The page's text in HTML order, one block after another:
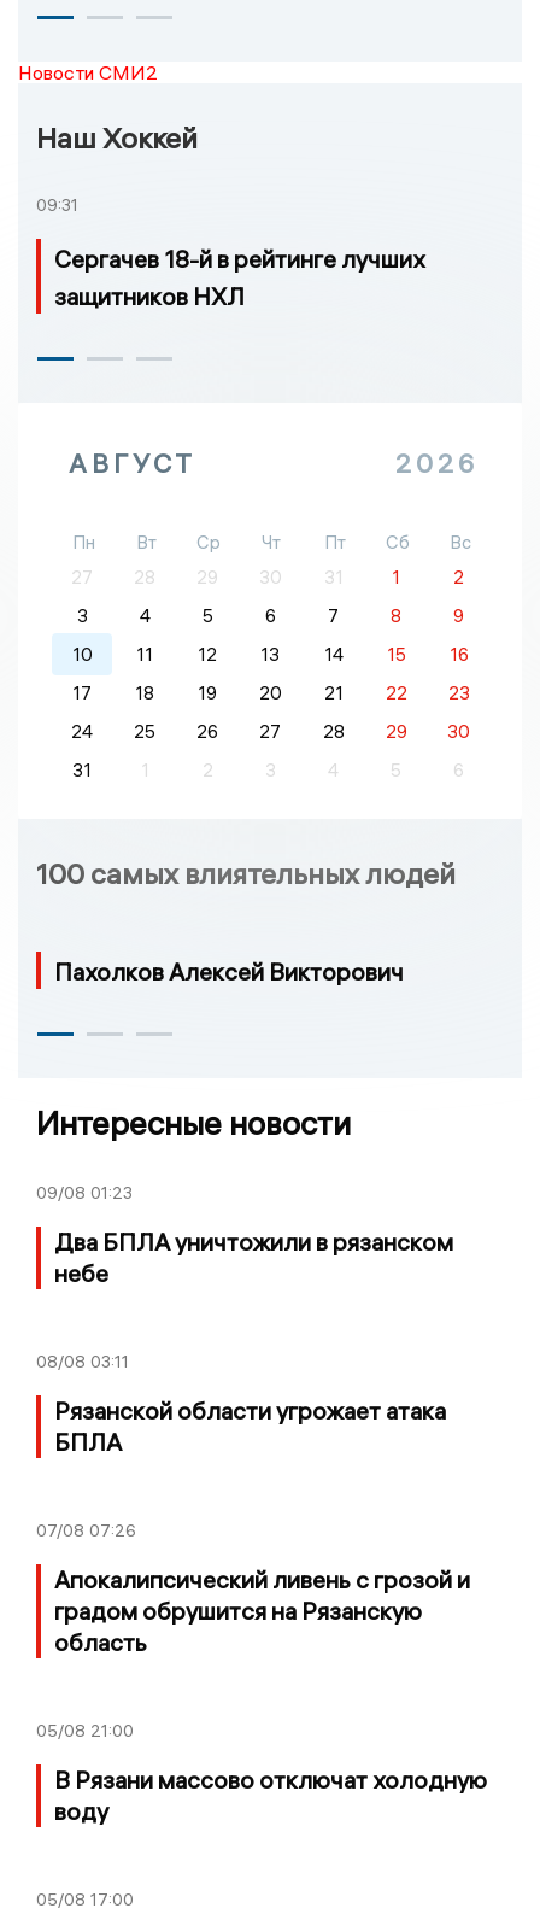
Новости СМИ2
Наш Хоккей
09:31
Сергачев 18-й в рейтинге лучших
защитников НХЛ
АВГУСТ 2026
Пн Вт Ср Чт Пт Сб
Вс
27
28 29 30 31 1
2
3
4 5 6 7 8
9
10
11 12 13 14 15
16
17
18 19 20 21 22
23
24
25 26 27 28 29
30
31
1 2 3 4 5 6
100 самых влиятельных людей
Пахолков Алексей Викторович
Интересные новости
09/08 01:23
Два БПЛА уничтожили в рязанском
небе
08/08 03:11
Рязанской области угрожает атака
БПЛА
07/08 07:26
Апокалипсический ливень с грозой и
градом обрушится на Рязанскую
область
05/08 21:00
В Рязани массово отключат холодную
воду
05/08 17:00